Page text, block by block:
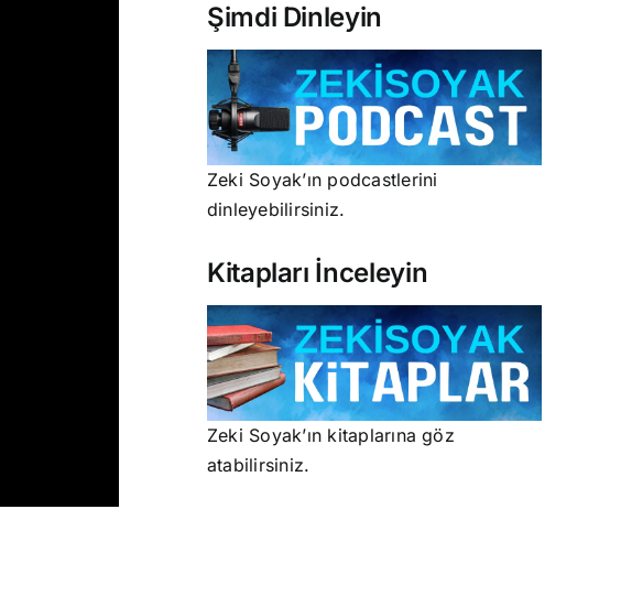
Şimdi Dinleyin
Zeki Soyak’ın podcastlerini
dinleyebilirsiniz.
Kitapları İnceleyin
Zeki Soyak’ın kitaplarına göz
atabilirsiniz.